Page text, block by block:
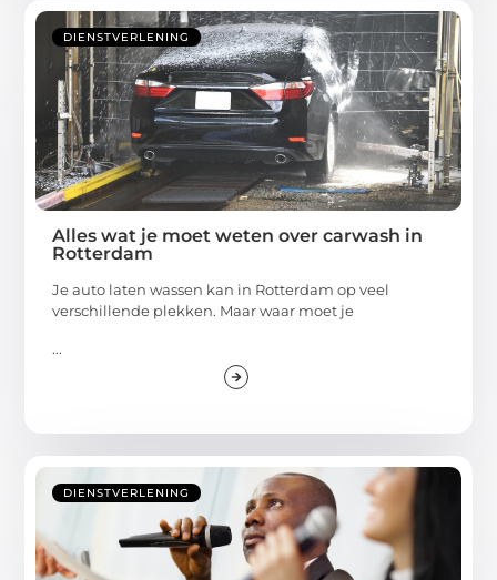
DIENSTVERLENING
Alles wat je moet weten over carwash in
Rotterdam
Je auto laten wassen kan in Rotterdam op veel
verschillende plekken. Maar waar moet je
...
DIENSTVERLENING